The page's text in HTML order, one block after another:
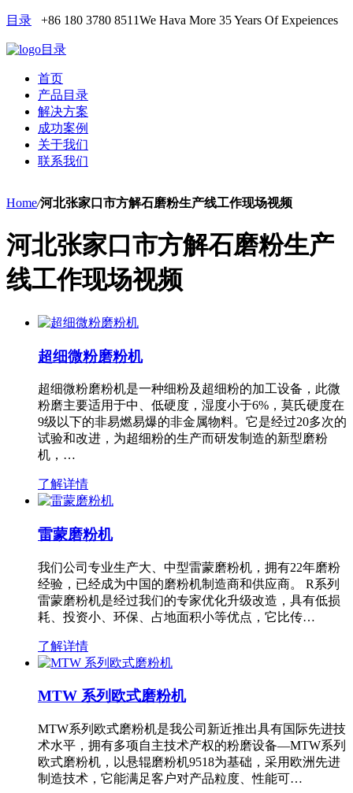
目录 +86 180 3780 8511We Hava More 35 Years Of Expeiences
目录
首页
产品目录
解决方案
成功案例
关于我们
联系我们
Home/河北张家口市方解石磨粉生产线工作现场视频
河北张家口市方解石磨粉生产
线工作现场视频
超细微粉磨粉机
超细微粉磨粉机是一种细粉及超细粉的加工设备，此微
粉磨主要适用于中、低硬度，湿度小于6%，莫氏硬度在
9级以下的非易燃易爆的非金属物料。它是经过20多次的
试验和改进，为超细粉的生产而研发制造的新型磨粉
机，…
了解详情
雷蒙磨粉机
我们公司专业生产大、中型雷蒙磨粉机，拥有22年磨粉
经验，已经成为中国的磨粉机制造商和供应商。 R系列
雷蒙磨粉机是经过我们的专家优化升级改造，具有低损
耗、投资小、环保、占地面积小等优点，它比传…
了解详情
MTW 系列欧式磨粉机
MTW系列欧式磨粉机是我公司新近推出具有国际先进技
术水平，拥有多项自主技术产权的粉磨设备—MTW系列
欧式磨粉机，以悬辊磨粉机9518为基础，采用欧洲先进
制造技术，它能满足客户对产品粒度、性能可…